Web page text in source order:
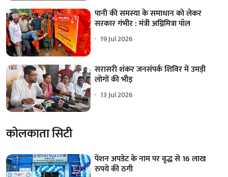
पानी की समस्या के समाधान को लेकर
सरकार गंभीर : मंत्री अग्निमित्रा पॉल
19 Jul 2026
सरासरी शंकर जनसंपर्क शिविर में उमड़ी
लोगों की भीड़
13 Jul 2026
कोलकाता सिटी
पेंशन अपडेट के नाम पर वृद्ध से 16 लाख
रुपये की ठगी